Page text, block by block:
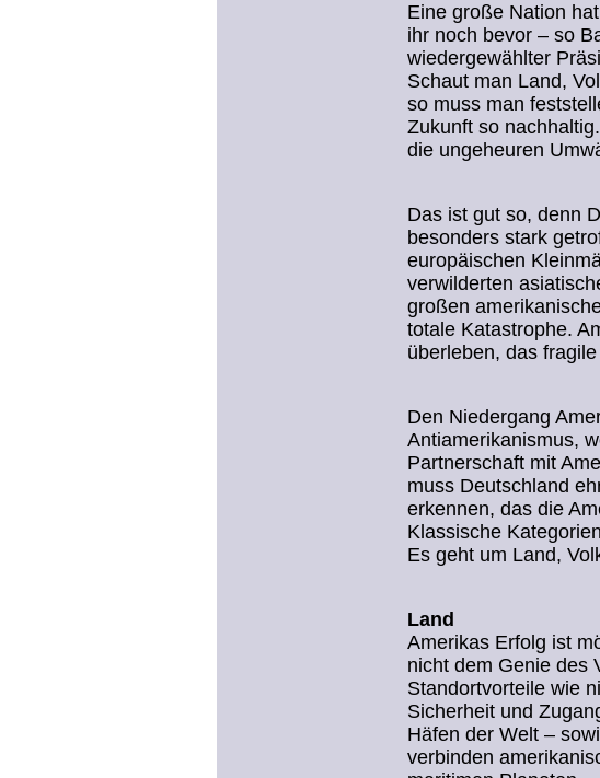
Eine große Nation
ihr noch bevor – so
wiedergewählter
Schaut man Land,
so muss man
Zukunft so
die ungeheuren
Das ist gut so, denn
besonders stark
europäischen
verwilderten
großen
totale Katastrophe.
überleben, das
Den Niedergang
Antiamerikanismus,
Partnerschaft mit
muss Deutschland
erkennen, das die
Klassische
Es geht um Land,
Land
Amerikas Erfolg ist
nicht dem Genie des
Standortvorteile wie
Sicherheit und
Häfen der Welt –
verbinden